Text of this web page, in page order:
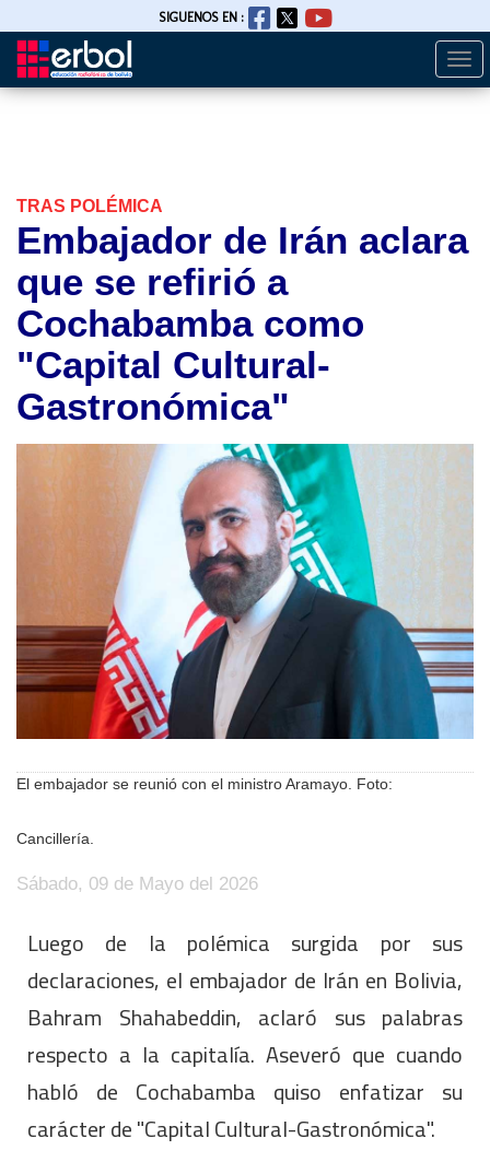
Pasar
SIGUENOS EN :
TRAS POLÉMICA
Embajador de Irán aclara
que se refirió a
Cochabamba como
"Capital Cultural-
Gastronómica"
El embajador se reunió con el ministro Aramayo. Foto:
Cancillería.
Sábado, 09 de Mayo del 2026
Luego de la polémica surgida por sus
declaraciones, el embajador de Irán en Bolivia,
Bahram Shahabeddin, aclaró sus palabras
respecto a la capitalía. Aseveró que cuando
habló de Cochabamba quiso enfatizar su
carácter de "Capital Cultural-Gastronómica".